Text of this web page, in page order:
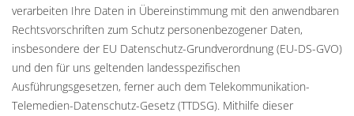
verarbeiten Ihre Daten in Übereinstimmung mit den anwendbaren
Rechtsvorschriften zum Schutz personenbezogener Daten,
insbesondere der EU Datenschutz-Grundverordnung (EU-DS-GVO)
und den für uns geltenden landesspezifischen
Ausführungsgesetzen, ferner auch dem Telekommunikation-
Telemedien-Datenschutz-Gesetz (TTDSG). Mithilfe dieser